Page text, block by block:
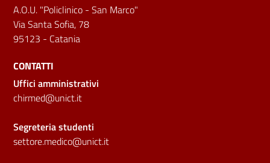
A.O.U. "Policlinico - San Marco"
Via Santa Sofia, 78
95123 - Catania
CONTATTI
Uffici amministrativi
chirmed@unict.it
Segreteria studenti
settore.medico@unict.it